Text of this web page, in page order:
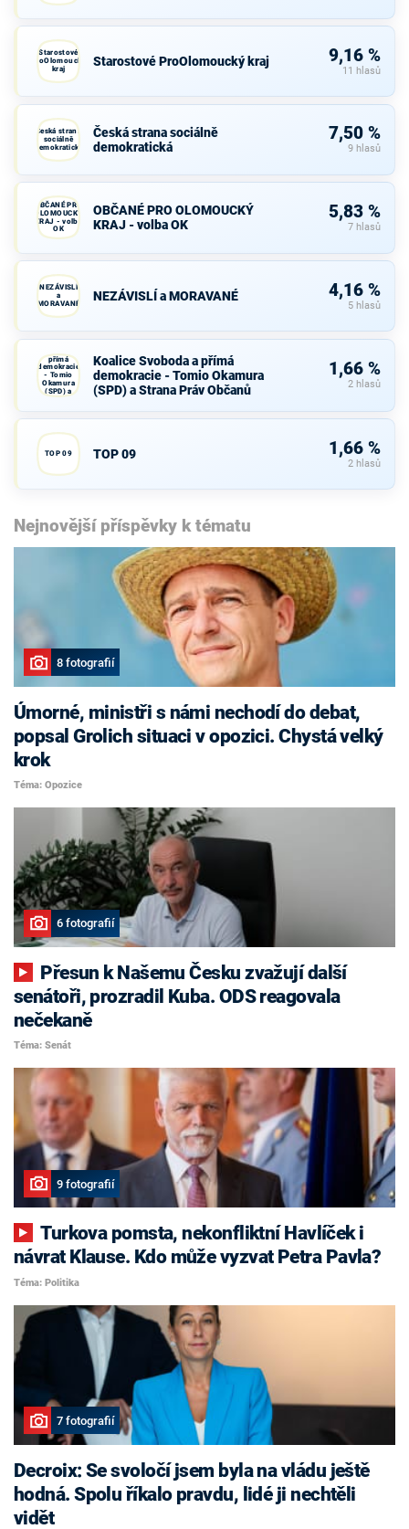
Starostové
ProOlomoucký
kraj
Starostové ProOlomoucký kraj 9,16 %
11 hlasů
Česká strana
sociálně
demokratická
Česká strana sociálně
demokratická
7,50 %
9 hlasů
OBČANÉ PRO
OLOMOUCKÝ
KRAJ - volba
OK
OBČANÉ PRO OLOMOUCKÝ
KRAJ - volba OK
5,83 %
7 hlasů
NEZÁVISLÍ
a
MORAVANÉ
NEZÁVISLÍ a MORAVANÉ 4,16 %
5 hlasů
Koalice
přímá
demokracie
- Tomio
Okamura
(SPD) a
Strana Práv
Koalice Svoboda a přímá
demokracie - Tomio Okamura
(SPD) a Strana Práv Občanů
1,66 %
2 hlasů
TOP 09 TOP 09 1,66 %
2 hlasů
Nejnovější příspěvky k tématu
8 fotografií
Úmorné, ministři s námi nechodí do debat,
popsal Grolich situaci v opozici. Chystá velký
krok
Téma: Opozice
6 fotografií
senátoři, prozradil Kuba. ODS reagovala
nečekaně
Téma: Senát
9 fotografií
Turkova pomsta, nekonfliktní Havlíček i
návrat Klause. Kdo může vyzvat Petra Pavla?
Téma: Politika
7 fotografií
Decroix: Se svoločí jsem byla na vládu ještě
hodná. Spolu říkalo pravdu, lidé ji nechtěli
vidět